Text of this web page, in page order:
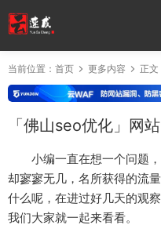
当前位置： 首页 更多内容 正文
「佛山seo优化」网
小编一直在想一个问题，
却寥寥无几，名所获得的流
什么呢，在进过好几天的观
我们大家就一起来看看。